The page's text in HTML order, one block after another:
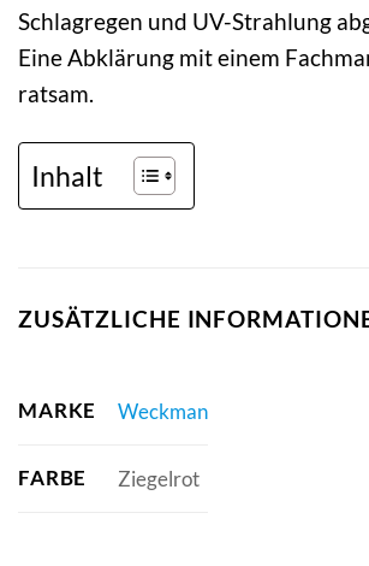
Schlagregen und UV-Strahlung
Eine Abklärung mit einem
ratsam.
Inhalt
ZUSÄTZLICHE
MARKE Weckman
FARBE Ziegelrot